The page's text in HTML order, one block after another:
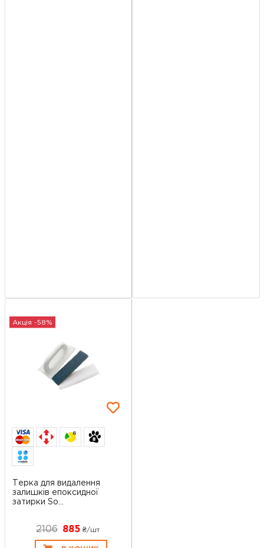
Акція -58%
6
Терка для видалення
залишків епоксидної
затирки So...
2106 885₴/шт